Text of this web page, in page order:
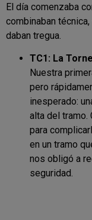
El día comenzaba
combinaban
daban tregua.
TC1: La
Nuestra
pero
inesperado:
alta del tramo.
para
en un tramo
nos obligó a
seguridad.